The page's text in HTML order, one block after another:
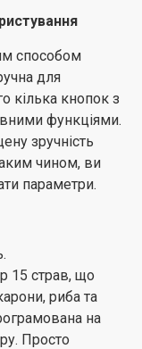
способом
для
кілька кнопок з
функціями.
зручність
чином, ви
параметри.
15 страв, що
риба та
на
Просто